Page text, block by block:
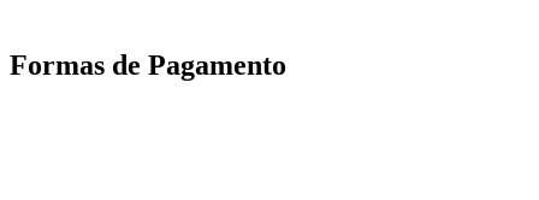
Formas de Pagamento